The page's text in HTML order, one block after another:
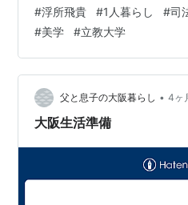
バラエティ番組などで明かさ
ード。そこには、単なる「自
られない、浮所さんならでは
が凝縮されていました。 「1
イルはどう変わったの？」 「
動、忙しい中でどんな部屋に
#浮所飛貴 #1人暮らし #司
#美学 #立教大学
父と息子の大阪暮らし • 4ヶ
大阪生活準備